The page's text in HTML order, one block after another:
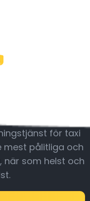
för taxi
pålitliga och
när som helst och